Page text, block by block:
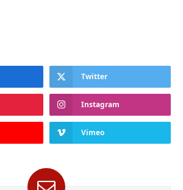
Twitter
Instagram
Vimeo